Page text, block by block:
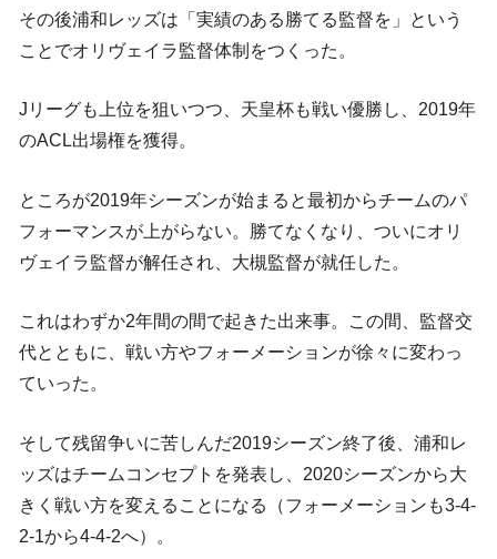
その後浦和レッズは「実績のある勝てる監督を」という
ことでオリヴェイラ監督体制をつくった。
Jリーグも上位を狙いつつ、天皇杯も戦い優勝し、2019年
のACL出場権を獲得。
ところが2019年シーズンが始まると最初からチームのパ
フォーマンスが上がらない。勝てなくなり、ついにオリ
ヴェイラ監督が解任され、大槻監督が就任した。
これはわずか2年間の間で起きた出来事。この間、監督交
代とともに、戦い方やフォーメーションが徐々に変わっ
ていった。
そして残留争いに苦しんだ2019シーズン終了後、浦和レ
ッズはチームコンセプトを発表し、2020シーズンから大
きく戦い方を変えることになる（フォーメーションも3-4-
2-1から4-4-2へ）。